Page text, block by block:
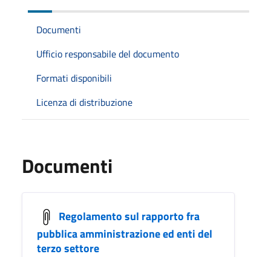
Documenti
Ufficio responsabile del documento
Formati disponibili
Licenza di distribuzione
Documenti
Regolamento sul rapporto fra
pubblica amministrazione ed enti del
terzo settore